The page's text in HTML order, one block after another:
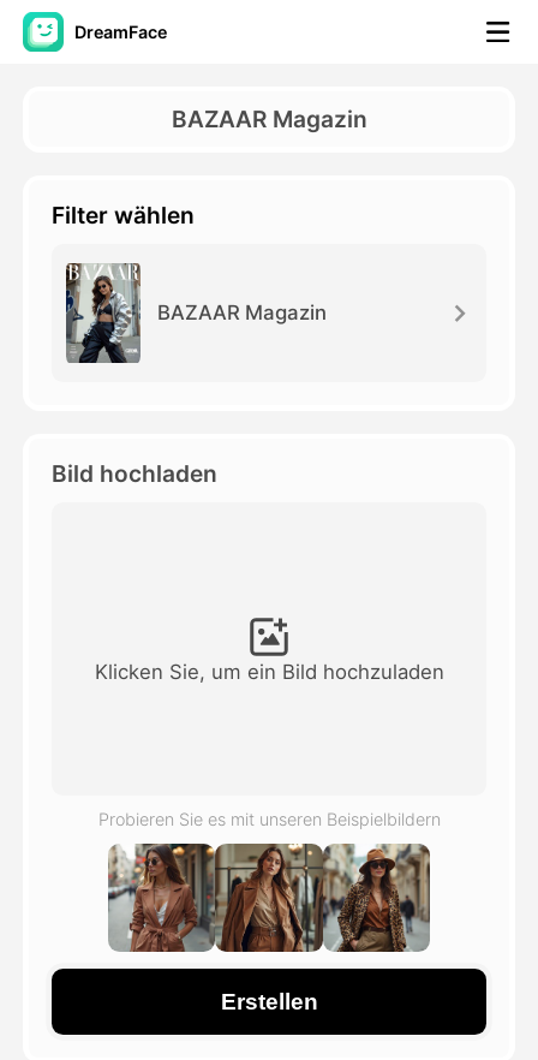
DreamFace
KI-Video
KI-Fotos
Weitere Instrumente
Alle Vorlagen anzeigen
Blog
BAZAAR Magazin
Filter wählen
BAZAAR Magazin
Bild hochladen
Klicken Sie, um ein Bild hochzuladen
Probieren Sie es mit unseren Beispielbildern
Erstellen